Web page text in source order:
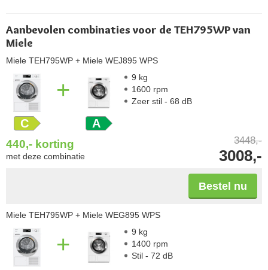
Aanbevolen combinaties voor de TEH795WP van
Miele
Miele TEH795WP + Miele WEJ895 WPS
C
+
A
9 kg
1600 rpm
Zeer stil - 68 dB
440,- korting
met deze combinatie
3448,-
3008,-
Bestel nu
Miele TEH795WP + Miele WEG895 WPS
+
9 kg
1400 rpm
Stil - 72 dB